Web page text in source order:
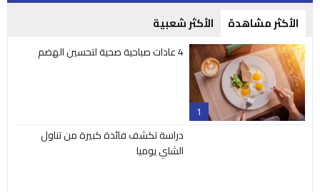
الأكثر مشاهدة الأكثر شعبية
1
4 عادات صباحية صحية لتحسين الهضم
دراسة تكشف فائدة كبيرة من تناول
الشاي يوميا